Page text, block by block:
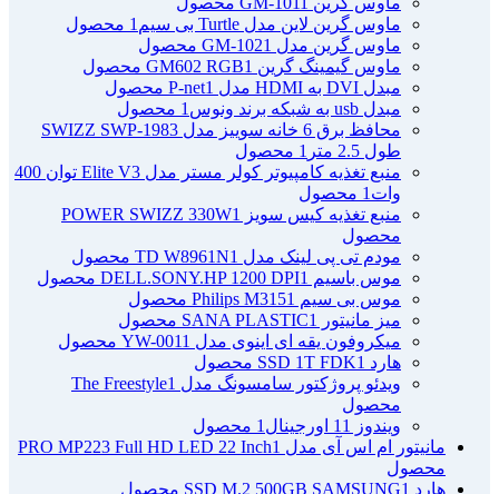
ماوس گرین لاین مدل Turtle بی سیم
1 محصول
ماوس گرین مدل GM-102 1 محصول
ماوس گیمینگ گرین GM602 RGB 1 محصول
مبدل DVI به HDMI مدل P-net
1 محصول
مبدل usb به شبکه برند ونوس
1 محصول
محافظ برق 6 خانه سوییز مدل SWIZZ SWP-1983
طول 2.5 متر
1 محصول
منبع تغذیه کامپیوتر کولر مستر مدل Elite V3 توان 400
وات 1 محصول
منبع تغذیه کیس سویز POWER SWIZZ 330W
1
محصول
مودم تی پی لینک مدل TD W8961N 1 محصول
موس باسیم DELL.SONY.HP 1200 DPI 1 محصول
موس بی سیم Philips M315 1 محصول
میز مانیتور SANA PLASTIC
1 محصول
میکروفون یقه ای اینوی مدل YW-001 1 محصول
هارد SSD 1T FDK 1 محصول
ویدئو پروژکتور سامسونگ مدل The Freestyle 1
محصول
ویندوز 11 اورجینال
1 محصول
مانیتور ام اس آی مدل PRO MP223 Full HD LED 22 Inch 1
محصول
هارد SSD M.2 500GB SAMSUNG 1 محصول